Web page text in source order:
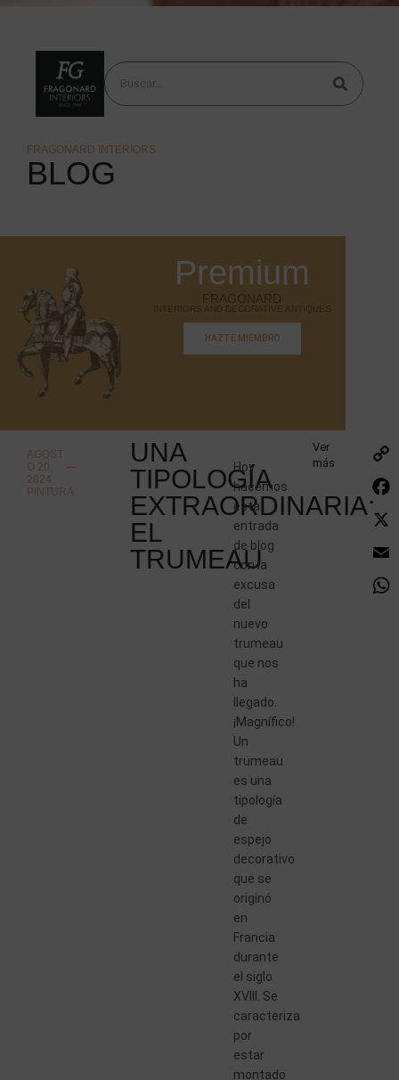
FRAGONARD INTERIORS
BLOG
Premium
FRAGONARD
INTERIORS AND DECORATIVE ANTIQUES
HAZTE MIEMBRO
AGOST
O 20,
2024
PINTURA
UNA
TIPOLOGÍA
EXTRAORDINARIA:
EL
TRUMEAU
Hoy
hacemos
esta
entrada
de blog
con la
excusa
del
nuevo
trumeau
que nos
ha
llegado.
¡Magnífico!
Un
trumeau
es una
tipología
de
espejo
decorativo
que se
originó
en
Francia
durante
el siglo
XVIII. Se
caracteriza
por
estar
montado
Ver
más